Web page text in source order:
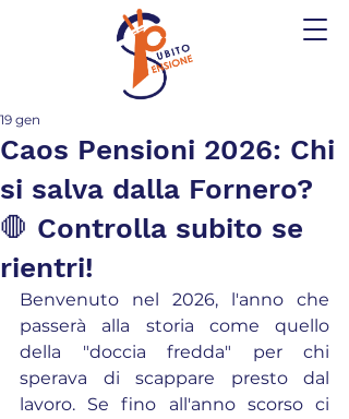
Caos Pensioni 2026: Chi
si salva dalla Fornero?
🛑 Controlla subito se
rientri!
19 gen
Benvenuto nel 2026, l'anno che
passerà alla storia come quello
della "doccia fredda" per chi
sperava di scappare presto dal
lavoro. Se fino all'anno scorso ci